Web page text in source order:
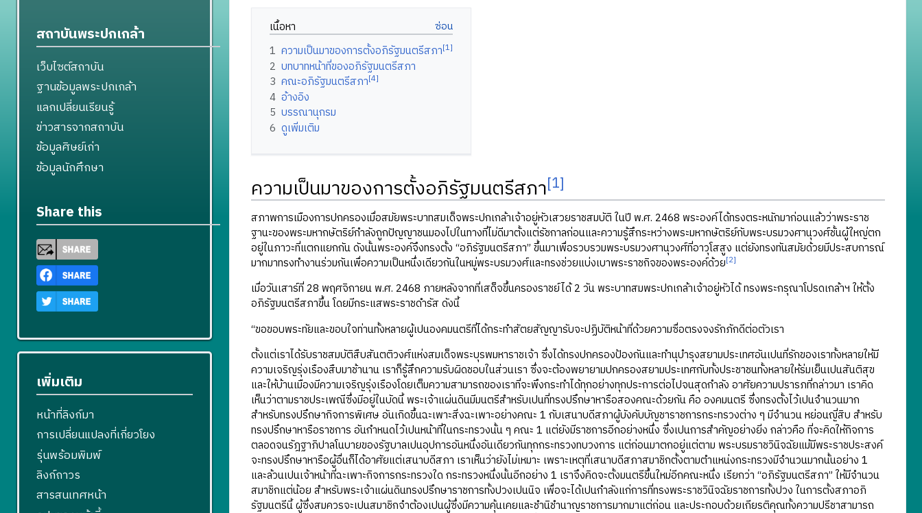
เนื้อหา
1 ความเป็นมาของการตั้งอภิรัฐมนตรีสภา[1]
2 บทบาทหน้าที่ของอภิรัฐมนตรีสภา
3 คณะอภิรัฐมนตรีสภา[4]
4 อ้างอิง
5 บรรณานุกรม
6 ดูเพิ่มเติม
ความเป็นมาของการตั้งอภิรัฐมนตรีสภา[1]
สภาพการเมืองการปกครองเมื่อสมัยพระบาทสมเด็จพระปกเกล้าเจ้าอยู่หัวเสวยราชสมบัติ ในปี พ.ศ. 2468 พระองค์ได้ทรงตระหนักมาก่อนแล้วว่าพระราช
ฐานะของพระมหากษัตริย์กำลังถูกปัญญาชนมองไปในทางที่ไม่ดีมาตั้งแต่รัชกาลก่อนและความรู้สึกระหว่างพระมหากษัตริย์กับพระบรมวงศานุวงศ์ชั้นผู้ใหญ่ตก
อยู่ในภาวะที่แตกแยกกัน ดังนั้นพระองค์จึงทรงตั้ง “อภิรัฐมนตรีสภา” ขึ้นมาเพื่อรวบรวมพระบรมวงศานุวงศ์ที่อาวุโสสูง แต่ยังทรงทันสมัยด้วยมีประสบการณ์
มากมาทรงทำงานร่วมกันเพื่อความเป็นหนึ่งเดียวกันในหมู่พระบรมวงศ์และทรงช่วยแบ่งเบาพระราชกิจของพระองค์ด้วย[2]
เมื่อวันเสาร์ที่ 28 พฤศจิกายน พ.ศ. 2468 ภายหลังจากที่เสด็จขึ้นครองราชย์ได้ 2 วัน พระบาทสมพระปกเกล้าเจ้าอยู่หัวได้ ทรงพระกรุณาโปรดเกล้าฯ ให้ตั้ง
อภิรัฐมนตรีสภาขึ้น โดยมีกระแสพระราชดำรัส ดังนี้
“ขอขอบพระทัยและขอบใจท่านทั้งหลายผู้เปนองคมนตรีที่ได้กระทำสัตยสัญญารับจะปฏิบัติหน้าที่ด้วยความซื่อตรงจงรักภักดีต่อตัวเรา
ตั้งแต่เราได้รับราชสมบัติสืบสันตติวงศ์แห่งสมเด็จพระบุรพมหาราชเจ้า ซึ่งได้ทรงปกครองป้องกันและทำนุบำรุงสยามประเทศอันเปนที่รักของเราทั้งหลายให้มี
ความเจริญรุ่งเรืองสืบมาช้านาน เราก็รู้สึกความรับผิดชอบในส่วนเรา ซึ่งจะต้องพยายามปกครองสยามประเทศกับทั้งประชาชนทั้งหลายให้ร่มเย็นเปนสันติสุข
และให้บ้านเมืองมีความเจริญรุ่งเรืองโดยเต็มความสามารถของเราที่จะพึงกระทำได้ทุกอย่างทุกประการต่อไปจนสุดกำลัง อาศัยความปรารภที่กล่าวมา เราคิด
เห็นว่าตามราชประเพณีซึ่งมีอยู่ในบัดนี้ พระเจ้าแผ่นดินมีมนตรีสำหรับเปนที่ทรงปรึกษาหารือสองคณะด้วยกัน คือ องคมนตรี ซึ่งทรงตั้งไว้เปนจำนวนมาก
สำหรับทรงปรึกษากิจการพิเศษ อันเกิดขึ้นฉะเพาะสิ่งฉะเพาะอย่างคณะ 1 กับเสนาบดีสภาผู้บังคับบัญชาราชการกระทรวงต่าง ๆ มีจำนวน หย่อนญี่สิบ สำหรับ
ทรงปรึกษาหารือราชการ อันกำหนดไว้เปนหน้าที่ในกระทรวงนั้น ๆ คณะ 1 แต่ยังมีราชการอีกอย่างหนึ่ง ซึ่งเปนการสำคัญอย่างยิ่ง กล่าวคือ ที่จะคิดให้กิจการ
ตลอดจนรัฎฐาภิปาลโนบายของรัฐบาลเปนอุปการอันหนึ่งอันเดียวกันทุกกระทรวงทบวงการ แต่ก่อนมาตกอยู่แต่ตาม พระบรมราชวินิจฉัยแม้มีพระราชประสงค์
จะทรงปรึกษาหารือผู้อื่นก็ได้อาศัยแต่เสนาบดีสภา เราเห็นว่ายังไม่เหมาะ เพราะเหตุที่เสนาบดีสภาสมาชิกตั้งตามตำแหน่งกระทรวงมีจำนวนมากนั้นอย่าง 1
และล้วนเปนเจ้าหน้าที่ฉะเพาะกิจการกระทรวงใด กระทรวงหนึ่งนั้นอีกอย่าง 1 เราจึงคิดจะตั้งมนตรีขึ้นใหม่อีกคณะหนึ่ง เรียกว่า “อภิรัฐมนตรีสภา” ให้มีจำนวน
สมาชิกแต่น้อย สำหรับพระเจ้าแผ่นดินทรงปรึกษาราชการทั้งปวงเปนนิจ เพื่อจะได้เปนกำลังแก่การที่ทรงพระราชวินิจฉัยราชการทั้งปวง ในการตั้งสภาอภิ
รัฐมนตรีนี้ ผู้ซึ่งสมควรจะเปนสมาชิกจำต้องเปนผู้ซึ่งมีความคุ้นเคยและชำนิชำนาญราชการมากมาแต่ก่อน และประกอบด้วยเกียรติคุณทั้งความปรีชาสามารถ
สถาบันพระปกเกล้า
เว็บไซต์สถาบัน
ฐานข้อมูลพระปกเกล้า
แลกเปลี่ยนเรียนรู้
ข่าวสารจากสถาบัน
ข้อมูลศิษย์เก่า
ข้อมูลนักศึกษา
Share this
เพิ่มเติม
หน้าที่ลิงก์มา
การเปลี่ยนแปลงที่เกี่ยวโยง
รุ่นพร้อมพิมพ์
ลิงก์ถาวร
สารสนเทศหน้า